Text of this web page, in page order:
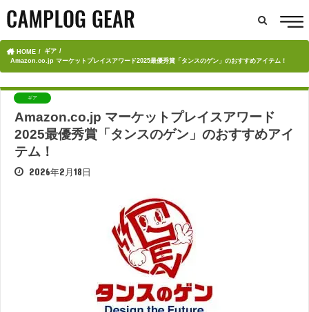
HOME
ギア
Amazon.co.jp マーケットプレイスアワード2025最優秀賞「タンスのゲン」のおすすめアイテム！
ギア
Amazon.co.jp マーケットプレイスアワード
2025最優秀賞「タンスのゲン」のおすすめアイ
テム！
2026年2月18日